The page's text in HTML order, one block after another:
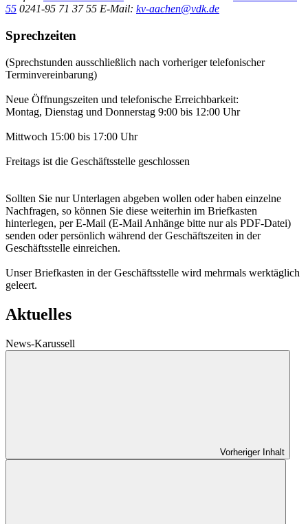
55 0241-95 71 37 55 E-Mail: kv-aachen@vdk.de
Sprechzeiten
(Sprechstunden ausschließlich nach vorheriger telefonischer
Terminvereinbarung)
Neue Öffnungszeiten und telefonische Erreichbarkeit:
Montag, Dienstag und Donnerstag 9:00 bis 12:00 Uhr
Mittwoch 15:00 bis 17:00 Uhr
Freitags ist die Geschäftsstelle geschlossen
Sollten Sie nur Unterlagen abgeben wollen oder haben einzelne
Nachfragen, so können Sie diese weiterhin im Briefkasten
hinterlegen, per E-Mail (E-Mail Anhänge bitte nur als PDF-Datei)
senden oder persönlich während der Geschäftszeiten in der
Geschäftsstelle einreichen.
Unser Briefkasten in der Geschäftsstelle wird mehrmals werktäglich
geleert.
Aktuelles
News-Karussell
Vorheriger Inhalt